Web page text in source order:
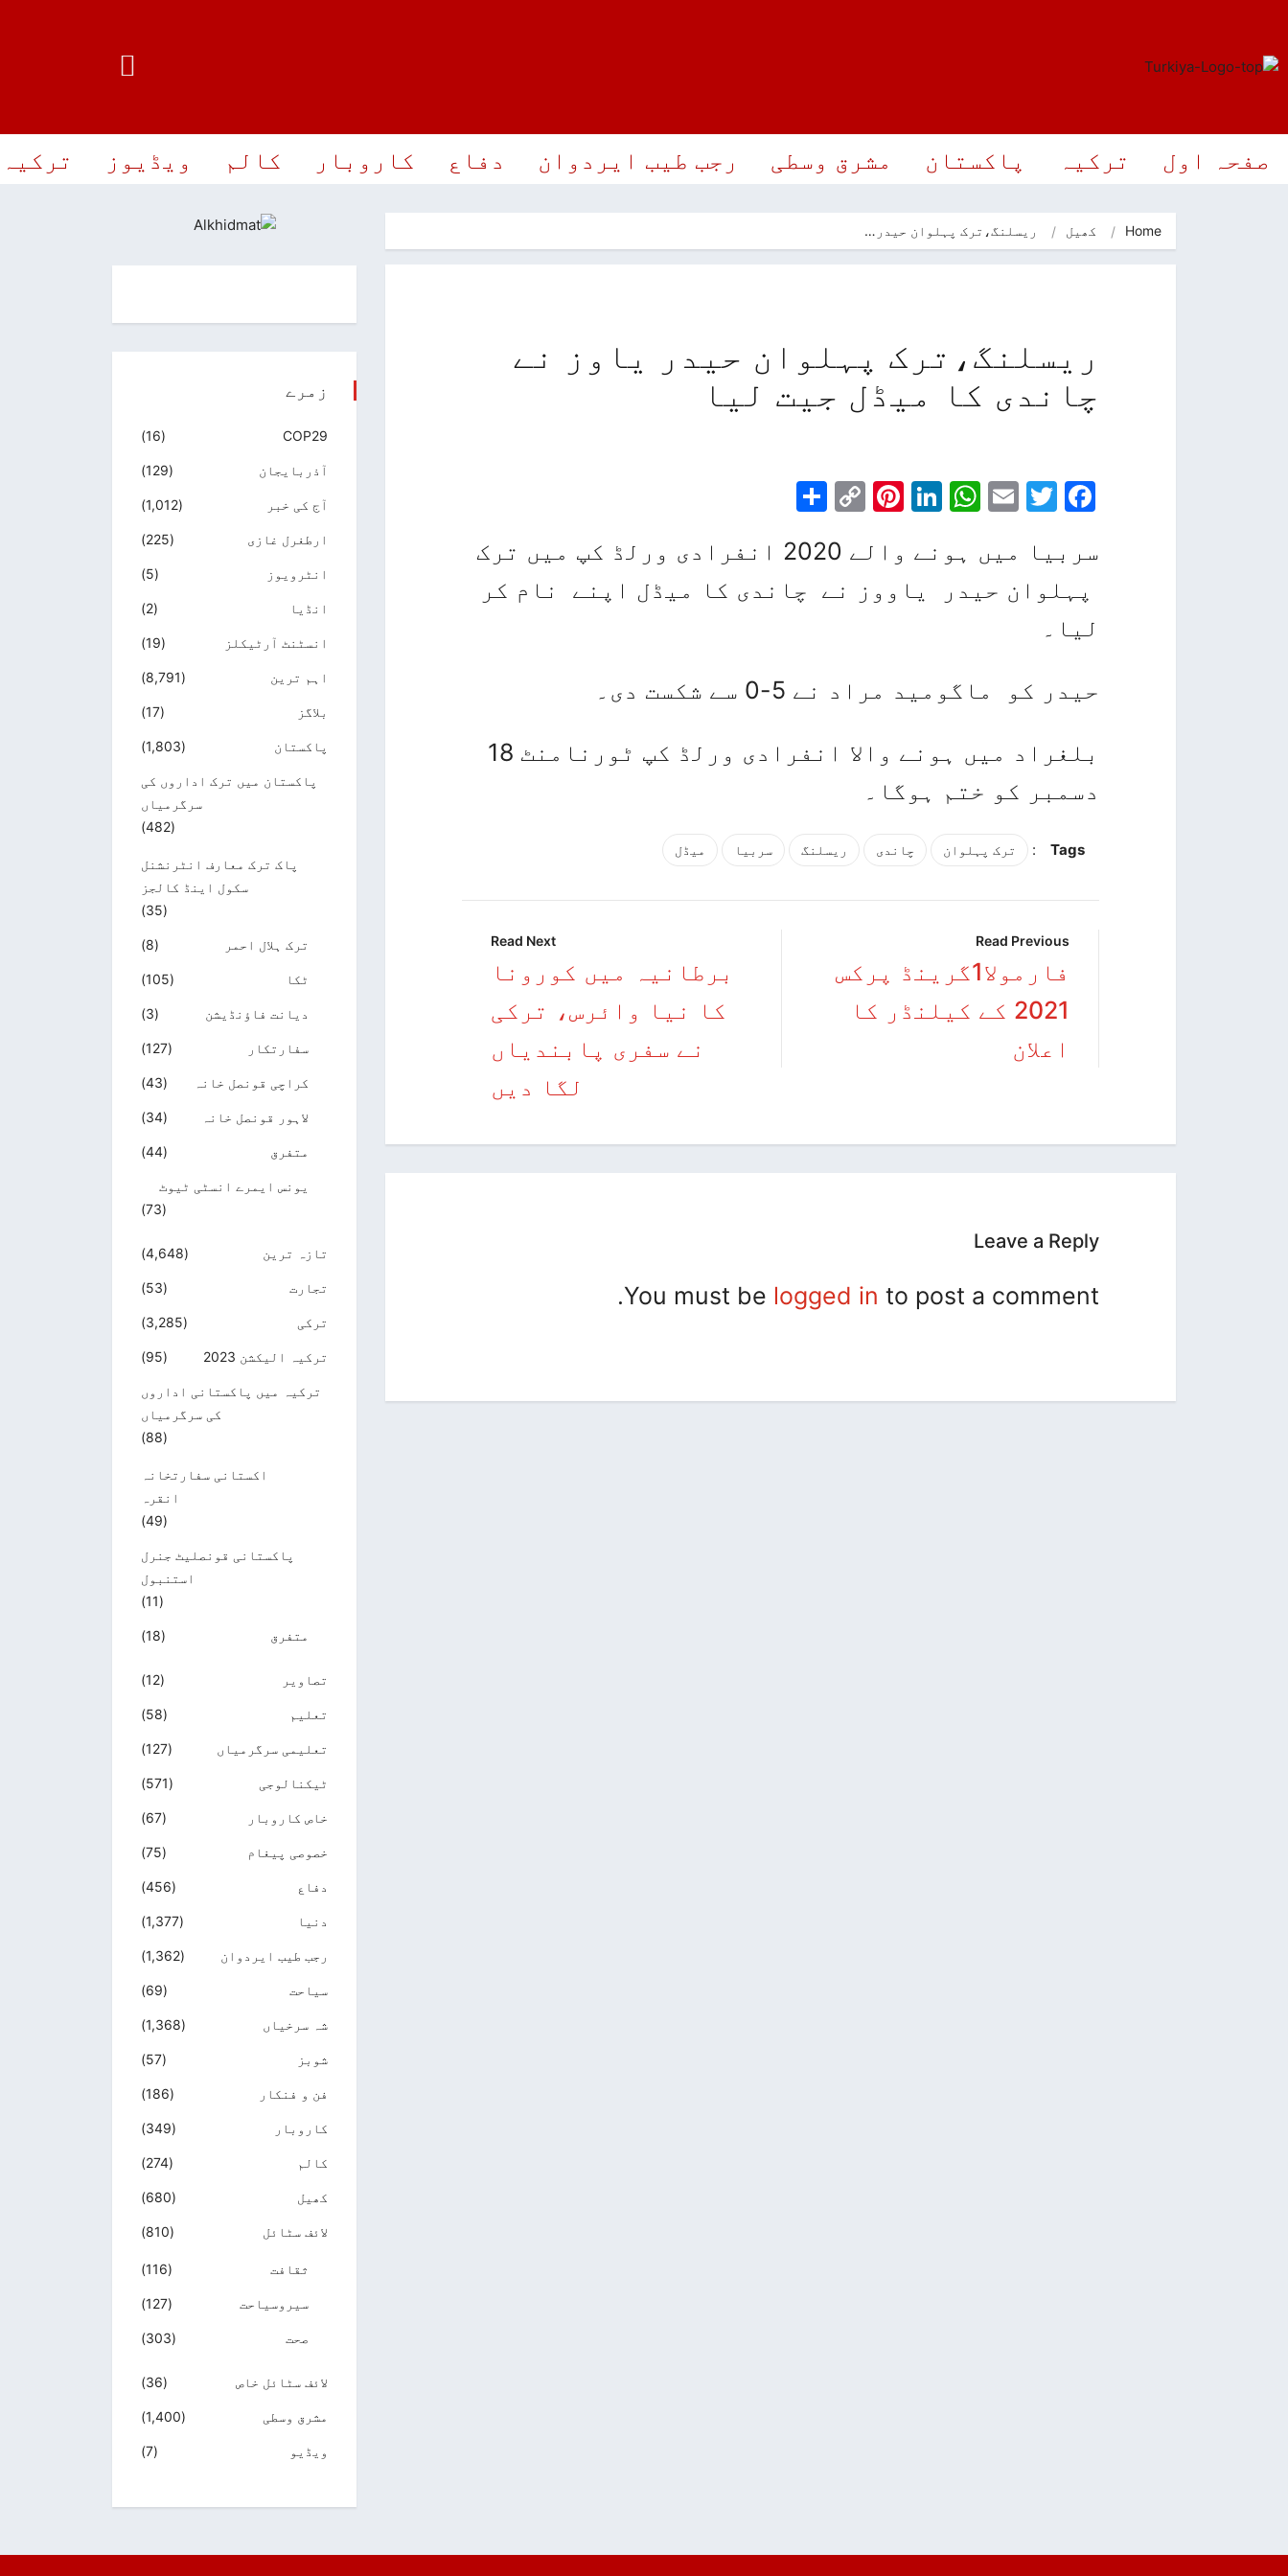
صفحہ اول ترکیہ پاکستان مشرق وسطی رجب طیب ایردوان دفاع کاروبار کالم ویڈیوز
Home کھیل ریسلنگ،ترک پہلوان حیدر…
ریسلنگ،ترک پہلوان حیدر یاوز نے
چاندی کا میڈل جیت لیا
Facebook
Twitter
Email
WhatsApp
LinkedIn
Pinterest
Copy
سربیا میں ہونے والے 2020 انفرادی ورلڈ کپ میں ترک
پہلوان حیدر یاووز نے چاندی کا میڈل اپنے نام کر
لیا۔
حیدر کو ماگومید مراد نے 5-0 سے شکست دی۔
بلغراد میں ہونے والا انفرادی ورلڈ کپ ٹورنامنٹ 18
دسمبر کو ختم ہوگا۔
Tags
: ترک پہلوان چاندی ریسلنگ سربیا میڈل
Read Previous
فارمولا1گرینڈ پرکس
2021 کے کیلنڈر کا
اعلان
Read Next
برطانیہ میں کورونا
کا نیا وائرس، ترکی
نے سفری پابندیاں
لگا دیں
Leave a Reply
You must be logged in to post a comment.
زمرے
COP29
(16)
آذربایجان (129)
آج کی خبر (1,012)
ارطغرل غازی (225)
انٹرویوز (5)
انڈیا (2)
انسٹنٹ آرٹیکلز (19)
اہم ترین (8,791)
بلاگز (17)
پاکستان (1,803)
پاکستان میں ترک اداروں کی
سرگرمیاں
(482)
پاک ترک معارف انٹرنشنل
سکول اینڈ کالجز
(35)
ترک ہلال احمر (8)
ٹکا (105)
دیانت فاؤنڈیشن (3)
سفارتکار (127)
کراچی قونصل خانہ (43)
لاہور قونصل خانہ (34)
متفرق (44)
یونس ایمرے انسٹی ٹیوٹ
(73)
تازہ ترین (4,648)
تجارت (53)
ترکی (3,285)
ترکیہ الیکشن 2023 (95)
ترکیہ میں پاکستانی اداروں
کی سرگرمیاں
(88)
اکستانی سفارتخانہ
انقرہ
(49)
پاکستانی قونصلیٹ جنرل
استنبول
(11)
متفرق (18)
تصاویر (12)
تعلیم (58)
تعلیمی سرگرمیاں (127)
ٹیکنالوجی (571)
خاص کاروبار (67)
خصوصی پیغام (75)
دفاع (456)
دنیا (1,377)
رجب طیب ایردوان (1,362)
سیاحت (69)
شہ سرخیاں (1,368)
شوبز (57)
فن و فنکار (186)
کاروبار (349)
کالم (274)
کھیل (680)
لائف سٹائل (810)
ثقافت (116)
سیروسیاحت (127)
صحت (303)
لائف سٹائل خاص (36)
مشرق وسطی (1,400)
ویڈیو (7)